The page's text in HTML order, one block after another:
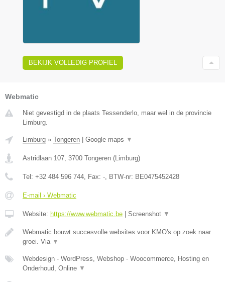
BEKIJK VOLLEDIG PROFIEL
Webmatic
Niet gevestigd in de plaats Tessenderlo, maar wel in de provincie
Limburg.
Limburg » Tongeren Google maps ▼
Astridlaan 107, 3700 Tongeren (Limburg)
Tel: +32 484 596 744, Fax: -, BTW-nr: BE0475452428
E-mail › Webmatic
Website: https://www.webmatic.be Screenshot ▼
Webmatic bouwt succesvolle websites voor KMO's op zoek naar
groei. Via ▼
Webdesign - WordPress, Webshop - Woocommerce, Hosting en
Onderhoud, Online ▼